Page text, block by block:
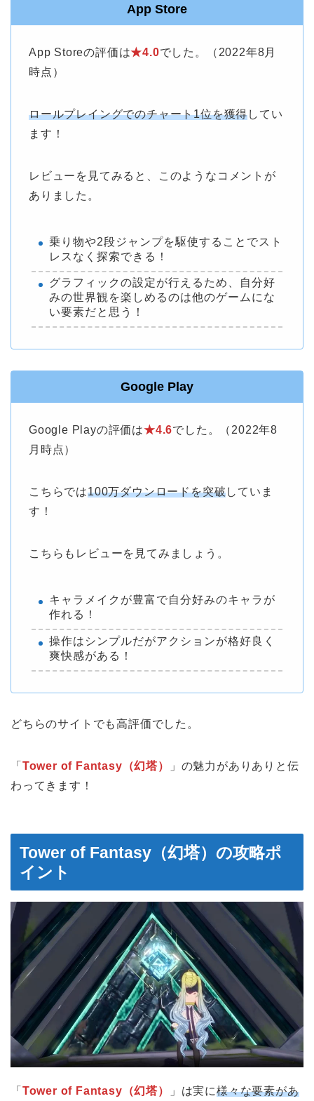
App Store
App Storeの評価は★4.0でした。（2022年8月
時点）
ロールプレイングでのチャート1位を獲得してい
ます！
レビューを見てみると、このようなコメントが
ありました。
乗り物や2段ジャンプを駆使することでスト
レスなく探索できる！
グラフィックの設定が行えるため、自分好
みの世界観を楽しめるのは他のゲームにな
い要素だと思う！
Google Play
Google Playの評価は★4.6でした。（2022年8
月時点）
こちらでは100万ダウンロードを突破していま
す！
こちらもレビューを見てみましょう。
キャラメイクが豊富で自分好みのキャラが
作れる！
操作はシンプルだがアクションが格好良く
爽快感がある！
どちらのサイトでも高評価でした。
「 Tower of Fantasy（幻塔）
」の魅力がありありと伝
わってきます！
Tower of Fantasy（幻塔）の攻略ポ
イント
「 Tower of Fantasy（幻塔） 」は実に様々な要素があ